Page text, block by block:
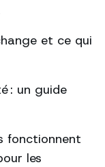
et ce qui
: un guide
fonctionnent
les